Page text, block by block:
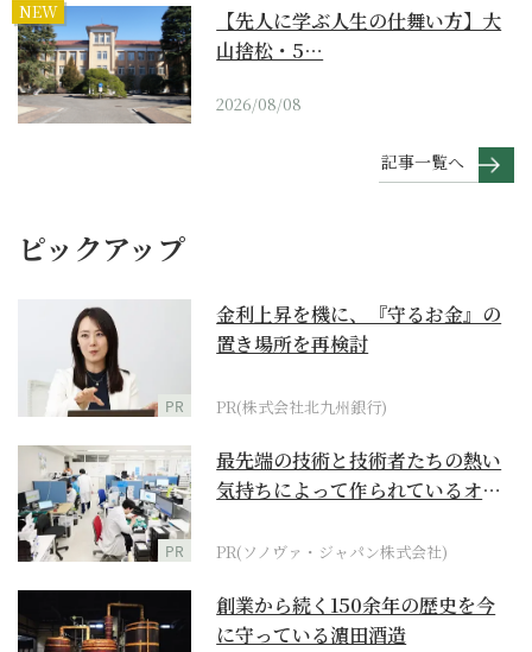
NEW
【先人に学ぶ人生の仕舞い方】大
山捨松・5…
2026/08/08
記事一覧へ
ピックアップ
PR
金利上昇を機に、『守るお金』の
置き場所を再検討
PR(株式会社北九州銀行)
PR
最先端の技術と技術者たちの熱い
気持ちによって作られているオー
PR(ソノヴァ・ジャパン株式会社)
創業から続く150余年の歴史を今
に守っている濵田酒造